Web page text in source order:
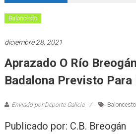
Baloncesto
diciembre 28, 2021
Aprazado O Río
Badalona Previsto Para
Enviado por:Deporte Galicia Baloncesto
Publicado por: C.B. Breogán